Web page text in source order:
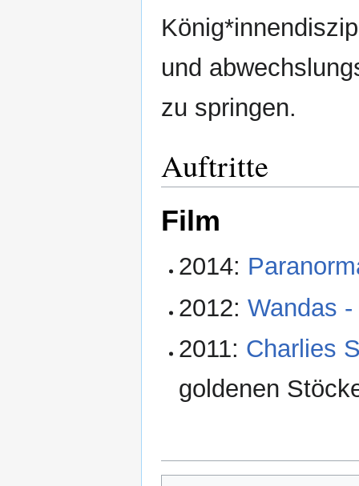
und
zu springen.
Auftritte
Film
2014:
2012:Wandas
2011: Charlies
goldenen